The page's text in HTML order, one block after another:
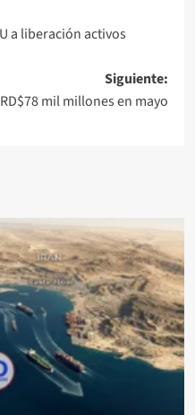
a liberación activos
Siguiente:
mil millones en mayo